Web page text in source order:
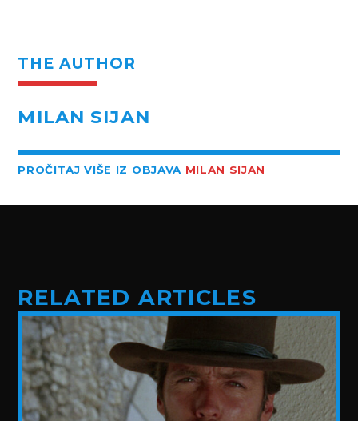
THE AUTHOR
MILAN SIJAN
PROČITAJ VIŠE IZ OBJAVA MILAN SIJAN
RELATED ARTICLES